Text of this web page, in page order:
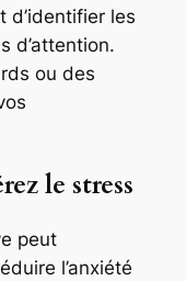
d’identifier les
d’attention.
ou des
le stress
peut
l’anxiété